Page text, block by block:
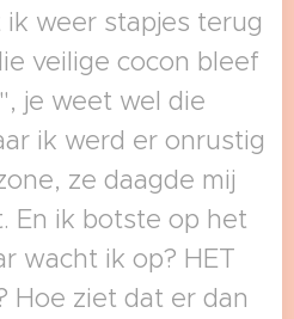
weer stapjes terug
veilige cocon bleef
je weet wel die
ik werd er onrustig
ze daagde mij
En ik botste op het
wacht ik op? HET
Hoe ziet dat er dan